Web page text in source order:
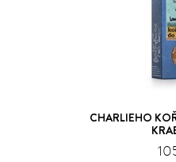
CHARLIEHO